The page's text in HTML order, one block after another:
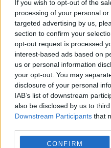
If you wish to opt-out of the
processing of your personal
targeted advertising by us,
section to confirm your
opt-out request is processed
interest-based ads based on
us or personal information
your opt-out. You may
disclosure of your personal
IAB’s list of downstream
also be disclosed by us to
Downstream Participants that
CONFIRM